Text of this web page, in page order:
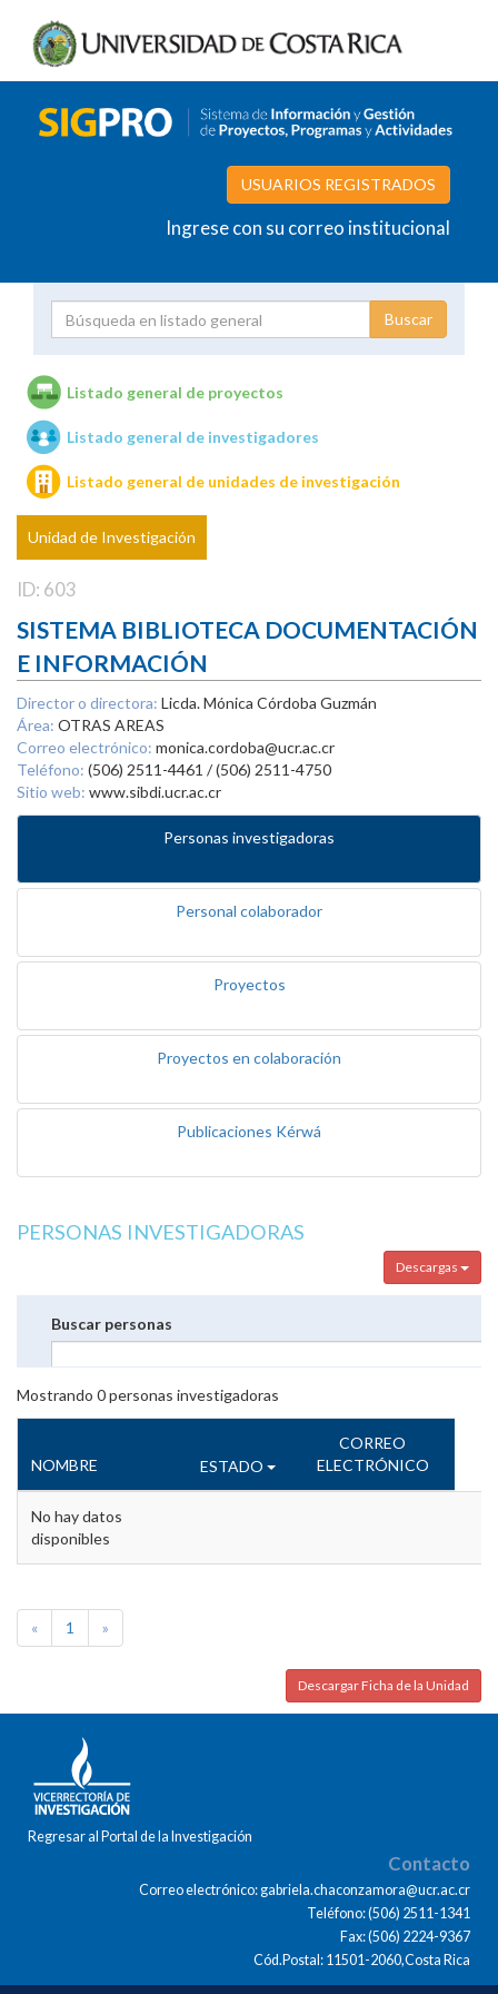
USUARIOS REGISTRADOS
Ingrese con su correo institucional
Unidades de investigación
Listado general de proyectos
Listado general de investigadores
Listado general de unidades de investigación
Unidad de Investigación
ID: 603
SISTEMA BIBLIOTECA DOCUMENTACIÓN
E INFORMACIÓN
Director o directora: Licda. Mónica Córdoba Guzmán
Área: OTRAS AREAS
Correo electrónico: monica.cordoba@ucr.ac.cr
Teléfono: (506) 2511-4461 / (506) 2511-4750
Sitio web: www.sibdi.ucr.ac.cr
Personas investigadoras
Personal colaborador
Proyectos
Proyectos en colaboración
Publicaciones Kérwá
PERSONAS INVESTIGADORAS
Descargas
Buscar personas
Mostrando 0personas investigadoras
NOMBRE ESTADO
CORREO
ELECTRÓNICO
No hay datos
disponibles
« 1 »
Descargar Ficha de la Unidad
Regresar al Portal de la Investigación
Contacto
Correo electrónico: gabriela.chaconzamora@ucr.ac.cr
Teléfono: (506) 2511-1341
Fax: (506) 2224-9367
Cód.Postal: 11501-2060,Costa Rica